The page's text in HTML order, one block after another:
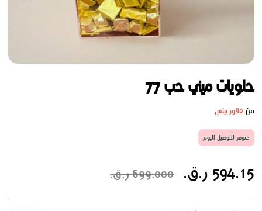
حلويات ميني حب 77
من فلاور بيتس
متوفر للتوصيل اليوم
594.15 ر.ق. 699.000 ر.ق.